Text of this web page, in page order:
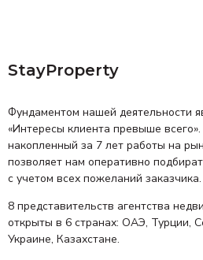
StayProperty
Фундаментом нашей деятельности
«Интересы клиента превыше
накопленный за 7 лет работы на
позволяет нам оперативно
с учетом всех пожеланий заказчика.
8 представительств агентства
открыты в 6 странах: ОАЭ, Турции,
Украине, Казахстане.